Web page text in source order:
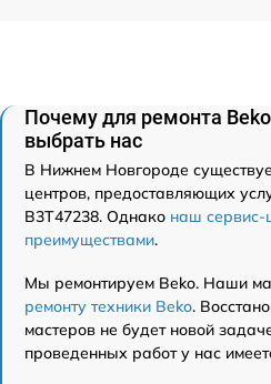
Почему для ремонта
выбрать нас
В Нижнем Новгороде
центров, предоставляющих
B3T47238. Однако наш сервис-
преимуществами.
Мы ремонтируем Beko. Наши
ремонту техники Beko.
мастеров не будет новой
проведенных работ у нас